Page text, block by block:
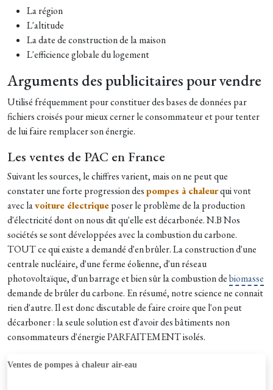
La région
L'altitude
La date de construction de la maison
L'efficience globale du logement
Arguments des publicitaires pour vendre
Utilisé fréquemment pour constituer des bases de données par
fichiers croisés pour mieux cerner le consommateur et pour tenter
de lui faire remplacer son énergie.
Les ventes de PAC en France
Suivant les sources, le chiffres varient, mais on ne peut que
constater une forte progression despompes à chaleurqui vont
avec lavoiture électriqueposer le problème de la production
d'électricité dont on nous dit qu'elle est décarbonée. N.B Nos
sociétés se sont développées avec la combustion du carbone.
TOUT ce qui existe a demandé d'en brûler. La construction d'une
centrale nucléaire, d'une ferme éolienne, d'un réseau
photovoltaïque, d'un barrage et bien sûr la combustion debiomasse
demande de brûler du carbone. En résumé, notre science ne connait
rien d'autre. Il est donc discutable de faire croire que l'on peut
décarboner : la seule solution est d'avoir des bâtiments non
consommateurs d'énergie PARFAITEMENTisolés.